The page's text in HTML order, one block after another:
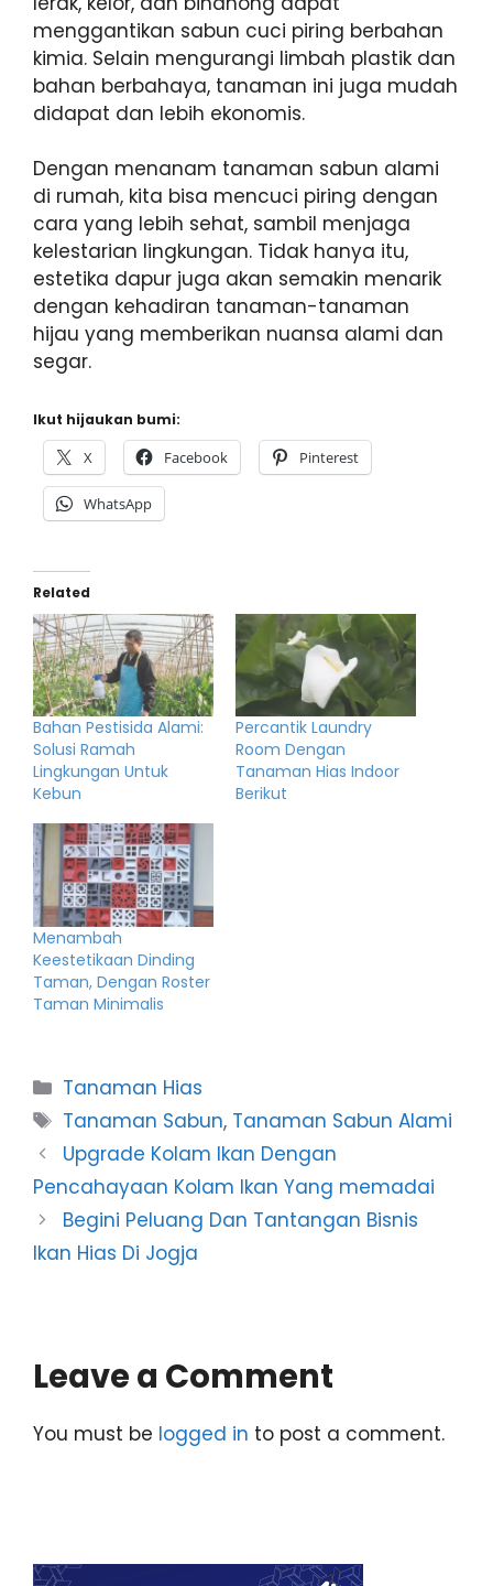
menggantikan sabun cuci piring berbahan
kimia. Selain mengurangi limbah plastik dan
bahan berbahaya, tanaman ini juga mudah
didapat dan lebih ekonomis.
Dengan menanam tanaman sabun alami
di rumah, kita bisa mencuci piring dengan
cara yang lebih sehat, sambil menjaga
kelestarian lingkungan. Tidak hanya itu,
estetika dapur juga akan semakin menarik
dengan kehadiran tanaman-tanaman
hijau yang memberikan nuansa alami dan
segar.
Ikut hijaukan bumi:
X Facebook Pinterest
WhatsApp
Related
Bahan Pestisida Alami:
Solusi Ramah
Lingkungan Untuk
Kebun
Percantik Laundry
Room Dengan
Tanaman Hias Indoor
Berikut
Menambah
Keestetikaan Dinding
Taman, Dengan Roster
Taman Minimalis
Categories
Tanaman Hias
Tags
Tanaman Sabun, Tanaman Sabun Alami
Upgrade Kolam Ikan Dengan
Pencahayaan Kolam Ikan Yang memadai
Begini Peluang Dan Tantangan Bisnis
Ikan Hias Di Jogja
Leave a Comment
You must be logged in to post a comment.